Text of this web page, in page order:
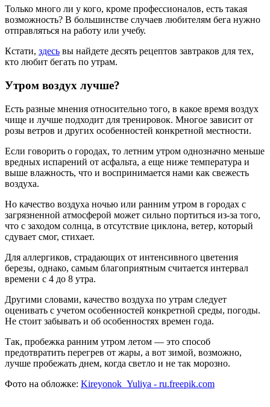
Только много ли у кого, кроме профессионалов, есть такая
возможность? В большинстве случаев любителям бега нужно
отправляться на работу или учебу.
Кстати, здесь вы найдете десять рецептов завтраков для тех,
кто любит бегать по утрам.
Утром воздух лучше?
Есть разные мнения относительно того, в какое время воздух
чище и лучше подходит для тренировок. Многое зависит от
розы ветров и других особенностей конкретной местности.
Если говорить о городах, то летним утром однозначно меньше
вредных испарений от асфальта, а еще ниже температура и
выше влажность, что и воспринимается нами как свежесть
воздуха.
Но качество воздуха ночью или ранним утром в городах с
загрязненной атмосферой может сильно портиться из-за того,
что с заходом солнца, в отсутствие циклона, ветер, который
сдувает смог, стихает.
Для аллергиков, страдающих от интенсивного цветения
березы, однако, самым благоприятным считается интервал
времени с 4 до 8 утра.
Другими словами, качество воздуха по утрам следует
оценивать с учетом особенностей конкретной среды, погоды.
Не стоит забывать и об особенностях времен года.
Так, пробежка ранним утром летом — это способ
предотвратить перегрев от жары, а вот зимой, возможно,
лучше пробежать днем, когда светло и не так морозно.
Фото на обложке: Kireyonok_Yuliya - ru.freepik.com